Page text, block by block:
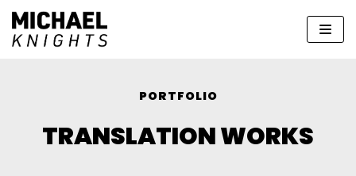
コ
ン
PORTFOLIO
TRANSLATION WORKS